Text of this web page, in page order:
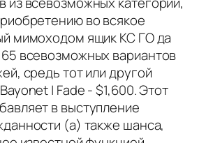
во всякое
мимоходом ящик КС ГО да
всевозможных вариантов
средь тот или другой
| Fade - $1,600. Этот
в выступление
(а) также шанса,